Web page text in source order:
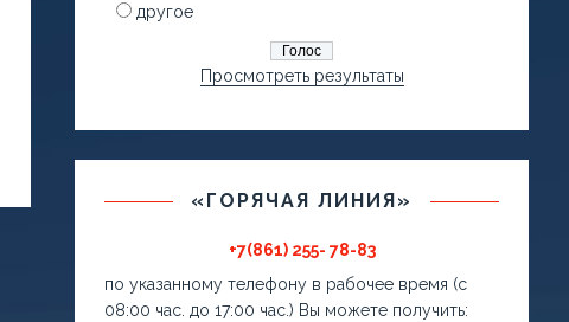
другое
Просмотреть результаты
«ГОРЯЧАЯ ЛИНИЯ»
+7(861) 255- 78-83
по указанному телефону в рабочее время (с
08:00 час. до 17:00 час.) Вы можете получить: